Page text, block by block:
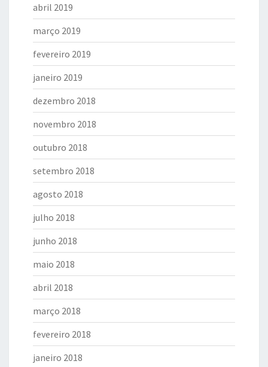
abril 2019
março 2019
fevereiro 2019
janeiro 2019
dezembro 2018
novembro 2018
outubro 2018
setembro 2018
agosto 2018
julho 2018
junho 2018
maio 2018
abril 2018
março 2018
fevereiro 2018
janeiro 2018